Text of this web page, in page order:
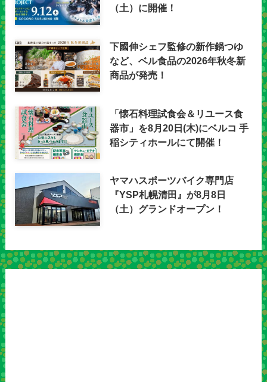
（土）に開催！
下國伸シェフ監修の新作鍋つゆ
など、ベル食品の2026年秋冬新
商品が発売！
「懐石料理試食会＆リユース食
器市」を8月20日(木)にベルコ 手
稲シティホールにて開催！
ヤマハスポーツバイク専門店
『YSP札幌清田』が8月8日
（土）グランドオープン！